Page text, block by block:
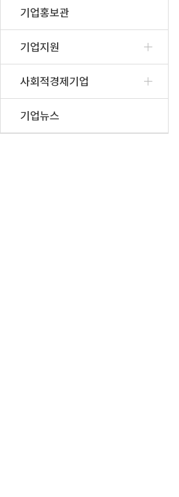
기업홍보관
기업지원
사회적경제기업
기업뉴스